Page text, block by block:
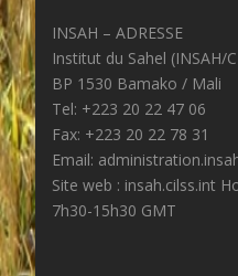
INSAH – ADRESSE
Institut du Sahel (INSAH/
BP 1530 Bamako / Mali
Tel: +223 20 22 47 06
Fax: +223 20 22 78 31
Email:
Site web : insah.cilss.int
7h30-15h30 GMT